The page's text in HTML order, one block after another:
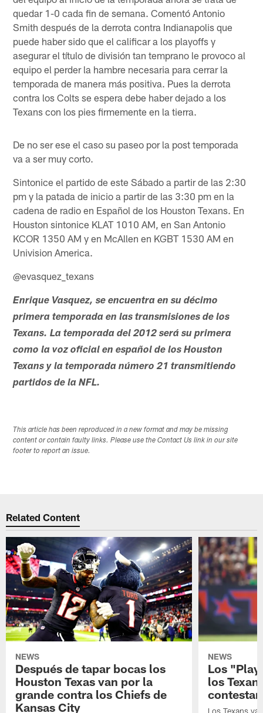
quedar 1-0 cada fin de semana. Comentó Antonio
Smith después de la derrota contra Indianapolis que
puede haber sido que el calificar a los playoffs y
asegurar el título de división tan temprano le provoco al
equipo el perder la hambre necesaria para cerrar la
temporada de manera más positiva. Pues la derrota
contra los Colts se espera debe haber dejado a los
Texans con los pies firmemente en la tierra.
De no ser ese el caso su paseo por la post temporada
va a ser muy corto.
Sintonice el partido de este Sábado a partir de las 2:30
pm y la patada de inicio a partir de las 3:30 pm en la
cadena de radio en Español de los Houston Texans. En
Houston sintonice KLAT 1010 AM, en San Antonio
KCOR 1350 AM y en McAllen en KGBT 1530 AM en
Univision America.
@evasquez_texans
Enrique Vasquez, se encuentra en su décimo
primera temporada en las transmisiones de los
Texans. La temporada del 2012 será su primera
como la voz oficial en español de los Houston
Texans y la temporada número 21 transmitiendo
partidos de la NFL.
This article has been reproduced in a new format and may be missing
content or contain faulty links. Please use the Contact Us link in our site
footer to report an issue.
Related Content
NEWS
Después de tapar bocas los
Houston Texas van por la
grande contra los Chiefs de
Kansas City
NEWS
Los
los
contestar
Los Texans